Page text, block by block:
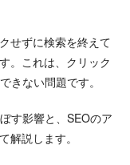
せずに検索を終えて
。これは、クリック
きない問題です。
す影響と、SEOのア
解説します。